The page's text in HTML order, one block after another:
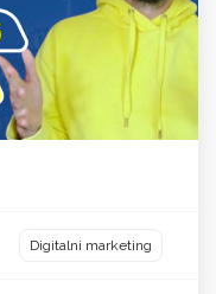
Digitalni marketing